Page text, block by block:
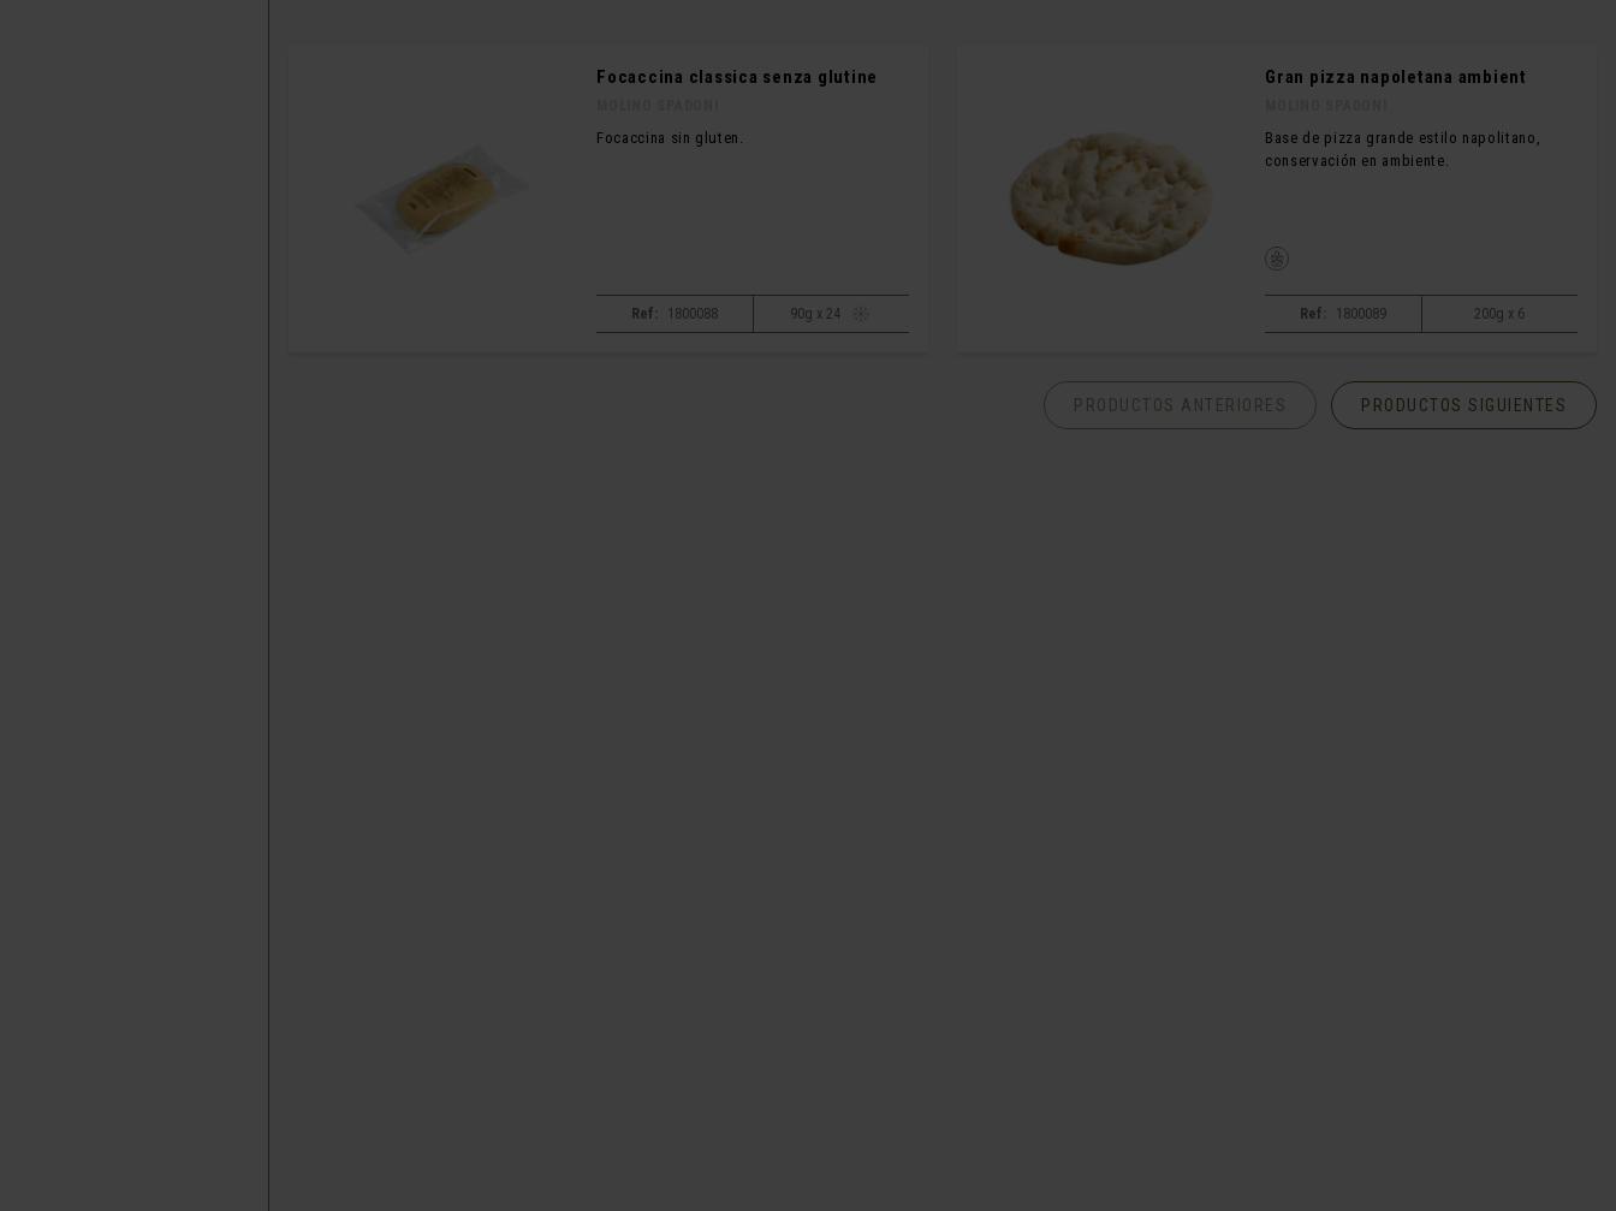
Focaccina classica senza glutine
Focaccina sin gluten.
Ref: 1800088 90g x 24
Gran pizza napoletana ambient
Base de pizza grande estilo napolitano,
conservación en ambiente.
Ref: 1800089 200g x 6
PRODUCTOS ANTERIORES PRODUCTOS SIGUIENTES